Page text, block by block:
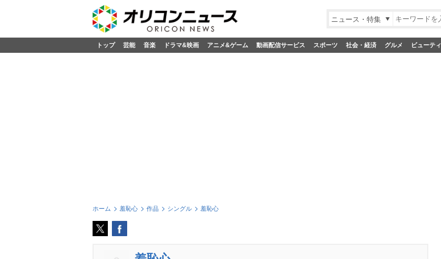
ニュース・特集
トップ 芸能 音楽 ドラマ&映画 アニメ&ゲーム 動画配信サービス スポーツ 社会・経済 グルメ ビューティ
ホーム 羞恥心 作品 シングル 羞恥心